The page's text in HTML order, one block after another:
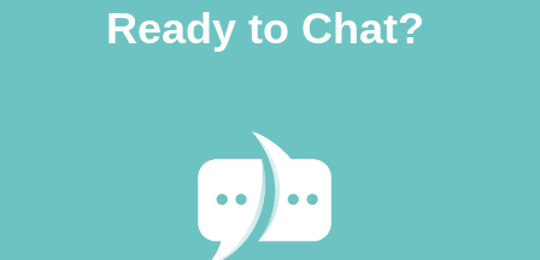
Ready to Chat?